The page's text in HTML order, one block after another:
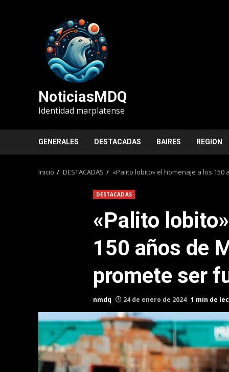
NoticiasMDQ
Identidad marplatense
GENERALES DESTACADAS BAIRES REGION
Inicio DESTACADAS «Palito lobito» el homenaje a los
DESTACADAS
«Palito
150 años de
promete ser
nmdq 24 de enero de 2024 1 min de